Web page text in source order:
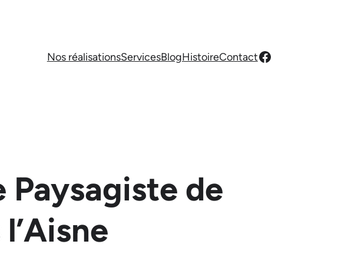
Nos réalisationsServicesBlogHistoireContactFacebook
Paysagiste de